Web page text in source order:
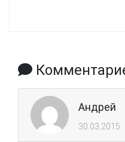
Андрей
30.03.2015